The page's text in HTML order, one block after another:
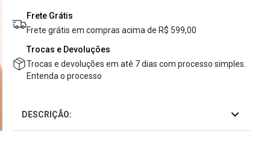
Frete Grátis
Frete grátis em compras acima de R$ 599,00
Trocas e Devoluções
Trocas e devoluções em até 7 dias com processo simples.
Entenda o processo
DESCRIÇÃO: